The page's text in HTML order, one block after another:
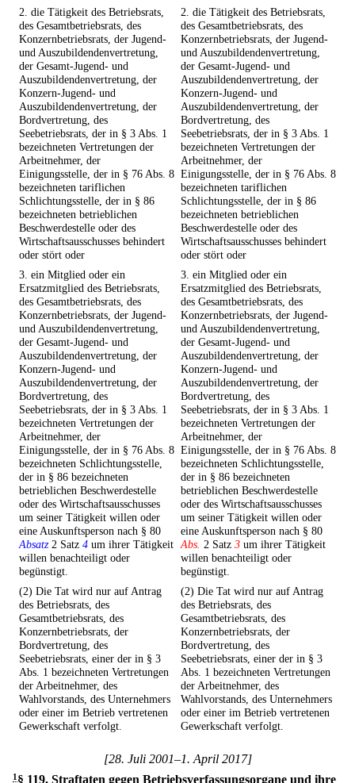
2. die Tätigkeit des Betriebsrats,
des Gesamtbetriebsrats, des
Konzernbetriebsrats, der Jugend-
und Auszubildendenvertretung,
der Gesamt-Jugend- und
Auszubildendenvertretung, der
Konzern-Jugend- und
Auszubildendenvertretung, der
Bordvertretung, des
Seebetriebsrats, der in § 3 Abs. 1
bezeichneten Vertretungen der
Arbeitnehmer, der
Einigungsstelle, der in § 76 Abs. 8
bezeichneten tariflichen
Schlichtungsstelle, der in § 86
bezeichneten betrieblichen
Beschwerdestelle oder des
Wirtschaftsausschusses behindert
oder stört oder
2. die Tätigkeit des Betriebsrats,
des Gesamtbetriebsrats, des
Konzernbetriebsrats, der Jugend-
und Auszubildendenvertretung,
der Gesamt-Jugend- und
Auszubildendenvertretung, der
Konzern-Jugend- und
Auszubildendenvertretung, der
Bordvertretung, des
Seebetriebsrats, der in § 3 Abs. 1
bezeichneten Vertretungen der
Arbeitnehmer, der
Einigungsstelle, der in § 76 Abs. 8
bezeichneten tariflichen
Schlichtungsstelle, der in § 86
bezeichneten betrieblichen
Beschwerdestelle oder des
Wirtschaftsausschusses behindert
oder stört oder
3. ein Mitglied oder ein
Ersatzmitglied des Betriebsrats,
des Gesamtbetriebsrats, des
Konzernbetriebsrats, der Jugend-
und Auszubildendenvertretung,
der Gesamt-Jugend- und
Auszubildendenvertretung, der
Konzern-Jugend- und
Auszubildendenvertretung, der
Bordvertretung, des
Seebetriebsrats, der in § 3 Abs. 1
bezeichneten Vertretungen der
Arbeitnehmer, der
Einigungsstelle, der in § 76 Abs. 8
bezeichneten Schlichtungsstelle,
der in § 86 bezeichneten
betrieblichen Beschwerdestelle
oder des Wirtschaftsausschusses
um seiner Tätigkeit willen oder
eine Auskunftsperson nach § 80
Absatz2 Satz 4 um ihrer Tätigkeit
willen benachteiligt oder
begünstigt.
3. ein Mitglied oder ein
Ersatzmitglied des Betriebsrats,
des Gesamtbetriebsrats, des
Konzernbetriebsrats, der Jugend-
und Auszubildendenvertretung,
der Gesamt-Jugend- und
Auszubildendenvertretung, der
Konzern-Jugend- und
Auszubildendenvertretung, der
Bordvertretung, des
Seebetriebsrats, der in § 3 Abs. 1
bezeichneten Vertretungen der
Arbeitnehmer, der
Einigungsstelle, der in § 76 Abs. 8
bezeichneten Schlichtungsstelle,
der in § 86 bezeichneten
betrieblichen Beschwerdestelle
oder des Wirtschaftsausschusses
um seiner Tätigkeit willen oder
eine Auskunftsperson nach § 80
Abs. 2 Satz 3 um ihrer Tätigkeit
willen benachteiligt oder
begünstigt.
(2) Die Tat wird nur auf Antrag
des Betriebsrats, des
Gesamtbetriebsrats, des
Konzernbetriebsrats, der
Bordvertretung, des
Seebetriebsrats, einer der in § 3
Abs. 1 bezeichneten Vertretungen
der Arbeitnehmer, des
Wahlvorstands, des Unternehmers
oder einer im Betrieb vertretenen
Gewerkschaft verfolgt.
(2) Die Tat wird nur auf Antrag
des Betriebsrats, des
Gesamtbetriebsrats, des
Konzernbetriebsrats, der
Bordvertretung, des
Seebetriebsrats, einer der in § 3
Abs. 1 bezeichneten Vertretungen
der Arbeitnehmer, des
Wahlvorstands, des Unternehmers
oder einer im Betrieb vertretenen
Gewerkschaft verfolgt.
[28. Juli 2001–1. April 2017]
1§ 119. Straftaten gegen Betriebsverfassungsorgane und ihre